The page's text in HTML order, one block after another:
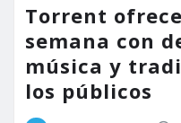
Torrent
semana con
música y
los públicos